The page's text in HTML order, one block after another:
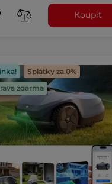
Koupit
Splátky za 0%
zdarma